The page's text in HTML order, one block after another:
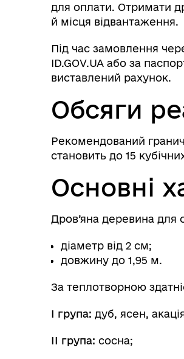
Колегіальні органи
робочі групи, комісії)
для оплати. Отримати
й місця відвантаження.
Під час замовлення
ID.GOV.UA або за
виставлений рахунок.
Обсяги
Рекомендований
становить до 15
Основні
Дров’яна деревина для
діаметр від 2 см;
довжину до 1,95 м.
За теплотворною
І група: дуб, ясен,
ІІ група: сосна;